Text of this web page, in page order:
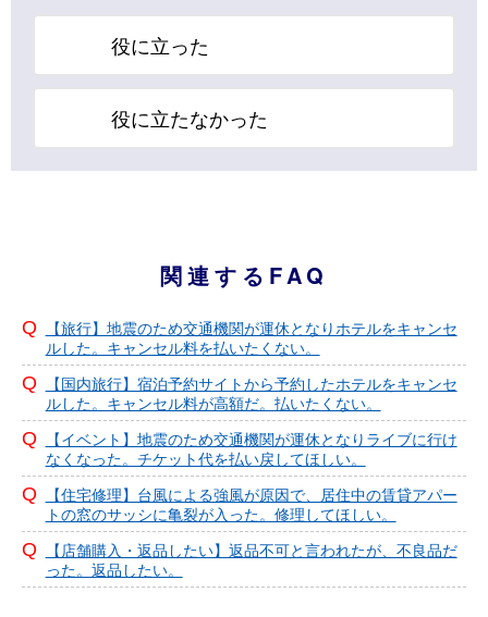
役に立った
役に立たなかった
関連するFAQ
【旅行】地震のため交通機関が運休となりホテルをキャンセ
ルした。キャンセル料を払いたくない。
【国内旅行】宿泊予約サイトから予約したホテルをキャンセ
ルした。キャンセル料が高額だ。払いたくない。
【イベント】地震のため交通機関が運休となりライブに行け
なくなった。チケット代を払い戻してほしい。
【住宅修理】台風による強風が原因で、居住中の賃貸アパー
トの窓のサッシに亀裂が入った。修理してほしい。
【店舗購入・返品したい】返品不可と言われたが、不良品だ
った。返品したい。